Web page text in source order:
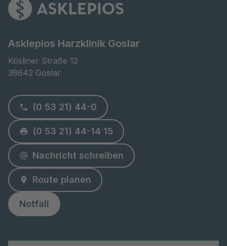
Asklepios Harzklinik Goslar
Kösliner Straße 12
38642 Goslar
(0 53 21) 44-0
(0 53 21) 44-14 15
Nachricht schreiben
Route planen
Notfall